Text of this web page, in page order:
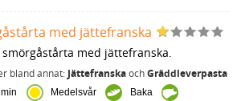
med jättefranska
smörgåstårta med jättefranska.
bland annat: JättefranskaochGräddleverpasta
Medelsvår
Baka